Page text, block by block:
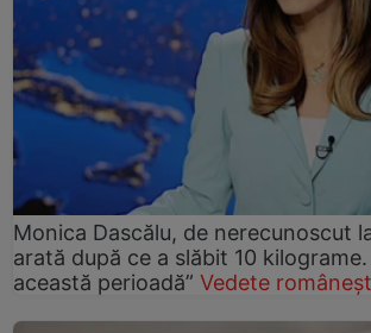
Monica Dascălu, de nerecunoscut
arată după ce a slăbit 10
această perioadă” Vedete